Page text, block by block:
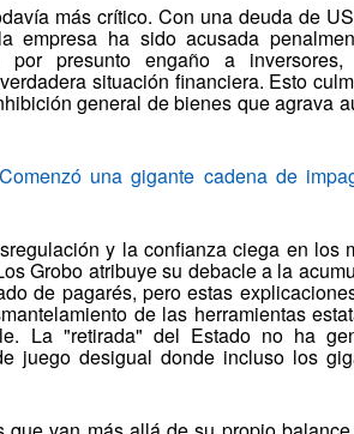
más crítico. Con una deuda de
empresa ha sido acusada
por presunto engaño a
situación financiera. Esto
general de bienes que agrava
una gigante cadena de
y la confianza ciega en los
Grobo atribuye su debacle a la
de pagarés, pero estas
de las herramientas
La "retirada" del Estado no ha
juego desigual donde incluso los